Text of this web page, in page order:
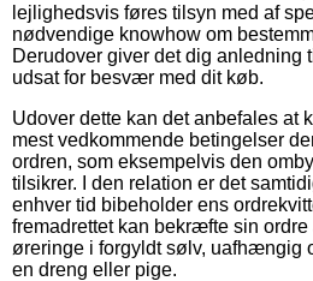
lejlighedsvis føres tilsyn med af
nødvendige knowhow om
Derudover giver det dig anledning
udsat for besvær med dit køb.
Udover dette kan det anbefales at
mest vedkommende betingelser
ordren, som eksempelvis den
tilsikrer. I den relation er det
enhver tid bibeholder ens
fremadrettet kan bekræfte sin
øreringe i forgyldt sølv, uafhængig
en dreng eller pige.